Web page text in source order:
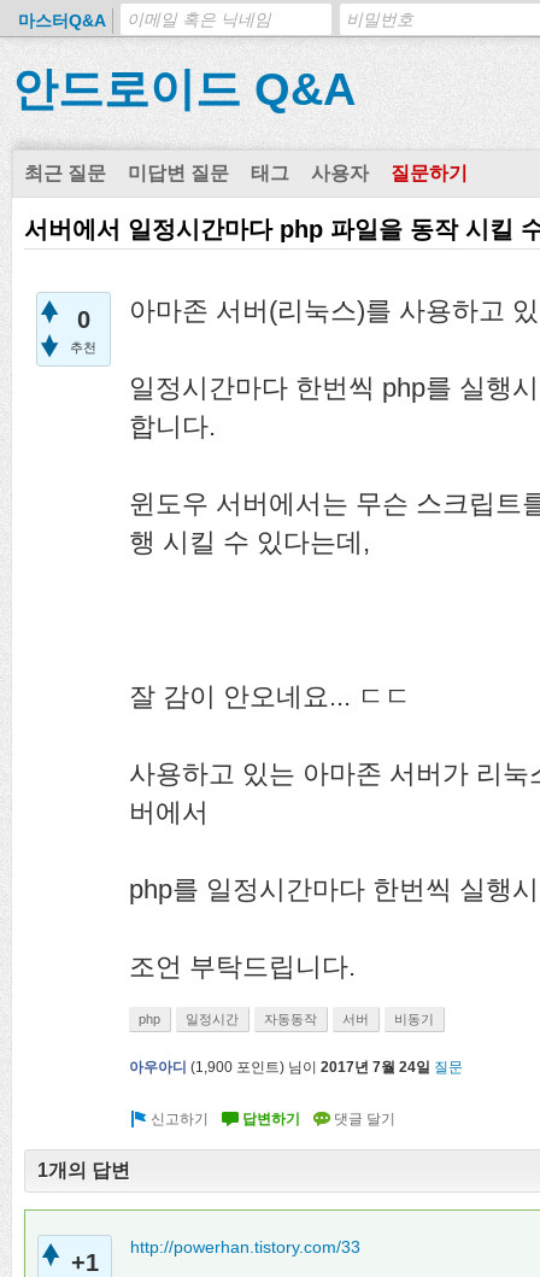
마스터Q&A
안드로이드 Q&A
최근 질문 미답변 질문 태그 사용자 질문하기
서버에서 일정시간마다 php 파일을 동작 시킬
0
추천
아마존 서버(리눅스)를 사용하고
일정시간마다 한번씩 php를 실행
합니다.
윈도우 서버에서는 무슨 스크립트
행 시킬 수 있다는데,
잘 감이 안오네요... ㄷㄷ
사용하고 있는 아마존 서버가 리
버에서
php를 일정시간마다 한번씩 실행
조언 부탁드립니다.
php 일정시간 자동동작 서버 비동기
아우아디 (1,900 포인트) 님이 2017년 7월 24일 질문
1개의 답변
+1
http://powerhan.tistory.com/33